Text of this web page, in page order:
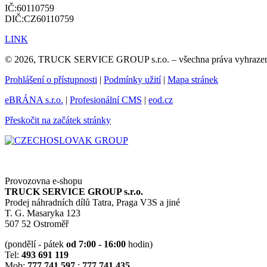
IČ:60110759
DIČ:CZ60110759
LINK
© 2026, TRUCK SERVICE GROUP s.r.o. – všechna práva
Prohlášení o přístupnosti | Podmínky užití| Mapa stránek
eBRÁNA s.r.o. | Profesionální CMS | eod.cz
Přeskočit na začátek stránky
Provozovna e-shopu
TRUCK SERVICE GROUP s.r.o.
Prodej náhradních dílů Tatra, Praga V3S a jiné
T. G. Masaryka 123
507 52 Ostroměř
(pondělí - pátek od 7:00 - 16:00 hodin)
Tel: 493 691 119